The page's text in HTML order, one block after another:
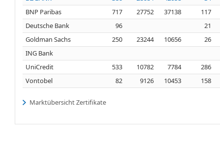
BNP Paribas
717 27752 37138
117
Deutsche Bank
96
21
Goldman Sachs
250 23244 10656
26
ING Bank
UniCredit
533 10782 7784
286
Vontobel
82 9126 10453 158
Marktübersicht Zertifikate